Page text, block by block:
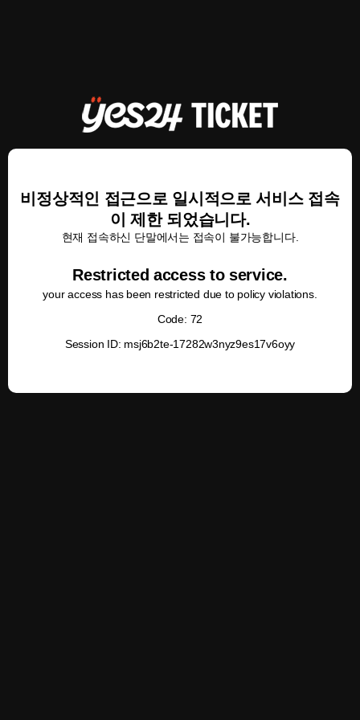
비정상적인 접근으로 일시적으로 서비스 접속
이 제한 되었습니다.
현재 접속하신 단말에서는 접속이 불가능합니다.
Restricted access to service.
your access has been restricted due to policy violations.
Code: 72
Session ID: msj6b2te-17282w3nyz9es17v6oyy